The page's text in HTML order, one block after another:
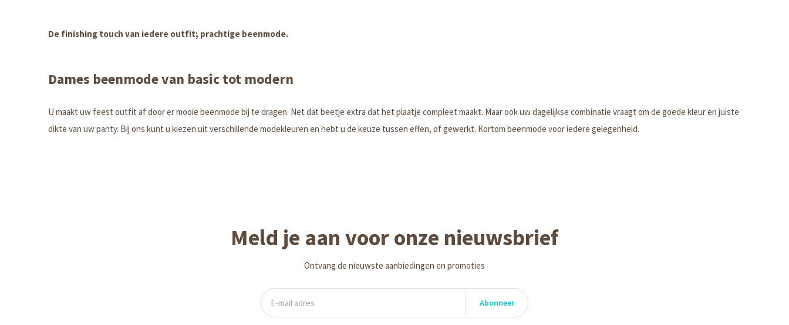
De finishing touch van iedere outfit; prachtige beenmode.
Dames beenmode van basic tot modern
U maakt uw feest outfit af door er mooie beenmode bij te dragen. Net dat beetje extra dat het plaatje compleet maakt. Maar ook uw dagelijkse combinatie vraagt om de goede kleur en juiste
dikte van uw panty. Bij ons kunt u kiezen uit verschillende modekleuren en hebt u de keuze tussen effen, of gewerkt. Kortom beenmode voor iedere gelegenheid.
Meld je aan voor onze nieuwsbrief
Ontvang de nieuwste aanbiedingen en promoties
Abonneer